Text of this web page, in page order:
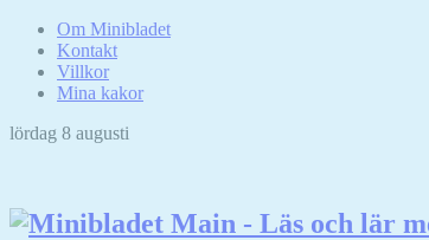
Om Minibladet
Kontakt
Villkor
Mina kakor
lördag 8 augusti
Hoppa